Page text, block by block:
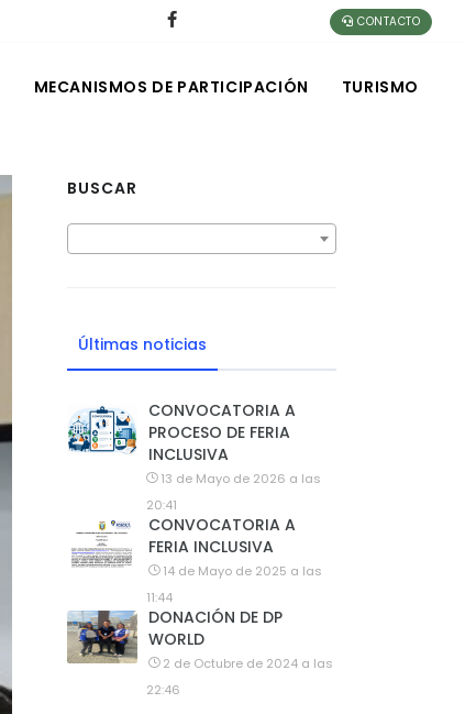
CONTACTO
MECANISMOS DE PARTICIPACIÓN TURISMO
BUSCAR
Últimas noticias
CONVOCATORIA A
PROCESO DE FERIA
INCLUSIVA
13 de Mayo de 2026 a las
20:41
CONVOCATORIA A
FERIA INCLUSIVA
14 de Mayo de 2025 a las
11:44
DONACIÓN DE DP
WORLD
2 de Octubre de 2024 a las
22:46